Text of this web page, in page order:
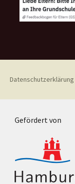
Datenschutzerklärung
Gefördert von